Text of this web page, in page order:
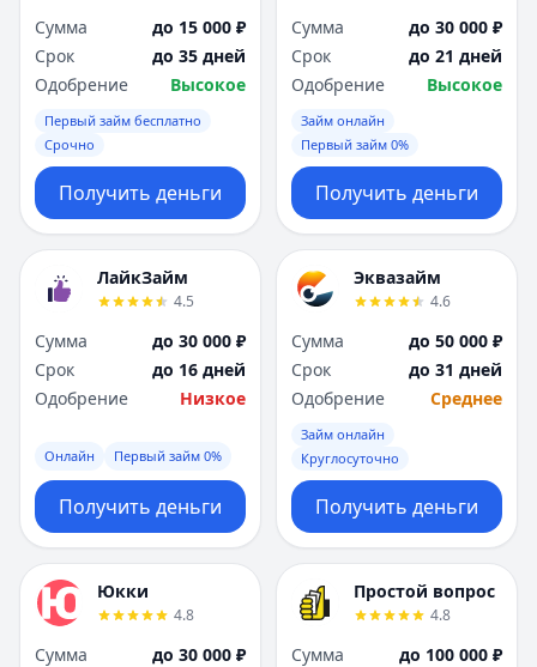
Сумма
до 15 000 ₽
Срок
до 35 дней
Одобрение
Высокое
Первый займ бесплатно
Срочно
Получить деньги
Сумма
до 30 000 ₽
Срок
до 21 дней
Одобрение
Высокое
Займ онлайн
Первый займ 0%
Получить деньги
ЛайкЗайм
4.5
Сумма
до 30 000 ₽
Срок
до 16 дней
Одобрение
Низкое
Онлайн Первый займ 0%
Получить деньги
Эквазайм
4.6
Сумма
до 50 000 ₽
Срок
до 31 дней
Одобрение
Среднее
Займ онлайн
Круглосуточно
Получить деньги
Юкки
4.8
Сумма
до 30 000 ₽
Простой вопрос
4.8
Сумма
до 100 000 ₽